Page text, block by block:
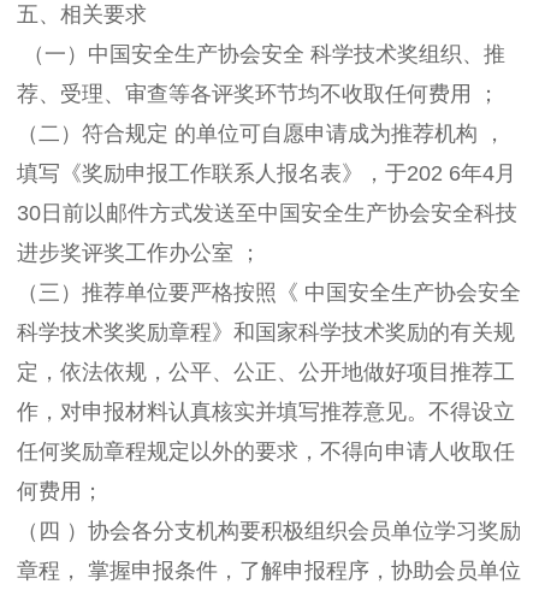
五、相关要求
（一）中国安全生产协会安全 科学技术奖组织、推
荐、受理、审查等各评奖环节均不收取任何费用 ；
（二）符合规定 的单位可自愿申请成为推荐机构 ，
填写《奖励申报工作联系人报名表》，于202 6年4月
30日前以邮件方式发送至中国安全生产协会安全科技
进步奖评奖工作办公室 ；
（三）推荐单位要严格按照《 中国安全生产协会安全
科学技术奖奖励章程》和国家科学技术奖励的有关规
定，依法依规，公平、公正、公开地做好项目推荐工
作，对申报材料认真核实并填写推荐意见。不得设立
任何奖励章程规定以外的要求，不得向申请人收取任
何费用；
（四 ）协会各分支机构要积极组织会员单位学习奖励
章程， 掌握申报条件，了解申报程序，协助会员单位